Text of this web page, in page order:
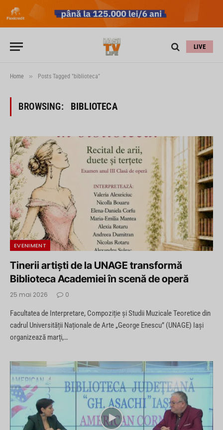
LIVE
Home » Posts Tagged "biblioteca"
BROWSING: BIBLIOTECA
EVENIMENT
Tinerii artiști de la UNAGE transformă
Biblioteca Academiei în scenă de operă
25 mai 2026 0
Facultatea de Interpretare, Compoziție și Studii Muzicale Teoretice din
cadrul Universității Naționale de Arte „George Enescu” (UNAGE) Iași
organizează marți,…